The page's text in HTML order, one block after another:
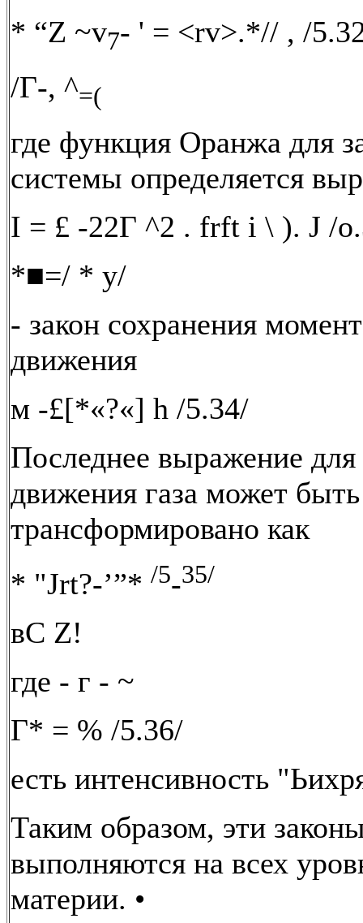
* “Z ~v7- ' = <rv>.*// , /
/Г-, ^=(
где функция Оранжа для
системы определяется
I = £ -22Г ^2 . frft i \ ). J /
*■=/ * у/
- закон сохранения
движения
м -£[*«?«] h /5.34/
Последнее выражение для
движения газа может быть
трансформировано как
* "Jrt?-’”* /5-35/
вС Z!
где - г - ~
Г* = % /5.36/
есть интенсивность
Таким образом, эти
выполняются на всех
материи. •